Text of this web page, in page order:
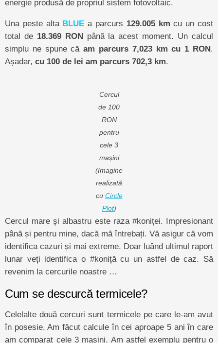
energie produsă de propriul sistem fotovoltaic.
Una peste alta BLUE a parcurs 129.005 km cu un cost
total de 18.369 RON până la acest moment. Un calcul
simplu ne spune căam parcurs 7,023 km cu 1 RON
Așadar, cu 100 de lei am parcurs 702,3 km
Cercul
de 100
RON
pentru
cele 3
mașini
(Imagine
realizată
cu Circle
Plot)
Cercul mare și albastru este raza #koniței. Impresionant
până și pentru mine, dacă mă întrebați. Vă asigur că vom
identifica cazuri și mai extreme. Doar luând ultimul raport
lunar veți identifica o #koniță cu un astfel de caz. Să
revenim la cercurile noastre …
Cum se descurcă termicele?
Celelalte două cercuri sunt termicele pe care le-am avut
în posesie. Am făcut calcule în cei aproape 5 ani în care
am comparat cele 3 mașini. Am astfel exemplu pentru o